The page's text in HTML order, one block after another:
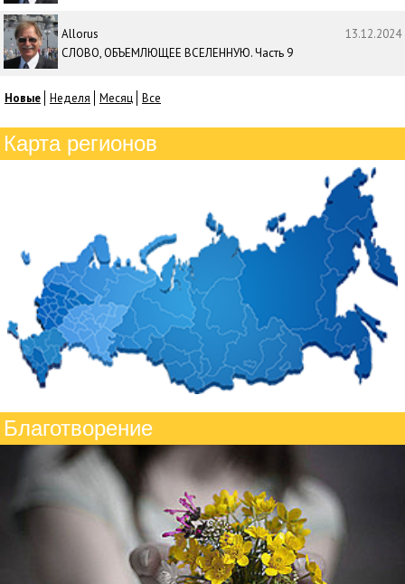
Allorus
13.12.2024
СЛОВО, ОБЪЕМЛЮЩЕЕ ВСЕЛЕННУЮ. Часть 9
Новые Неделя Месяц Все
Карта регионов
Благотворение